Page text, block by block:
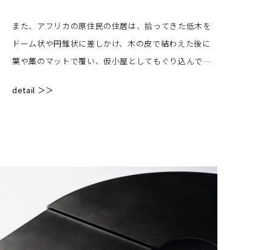
マテリアルとして用いられたダンボールのハニカム積
層は、軽やかでありながら内部に連続した構造を持
ち、複数の要素が支え合うことで成立する強度を備え
さらに全体を赤くペイントする行為は、健康・豊作・
幸福を祈る象徴的な行為であり、太陽崇拝という人類
の根源的な信仰を想起させるものである。
使用されている段ボールの一部には再利用素材が含ま
また、アフリカの原住民の住居は、拾ってきた低木を
ドーム状や円錐状に差しかけ、木の皮で結わえた後に
葉や藁のマットで覆い、仮小屋としてもぐり込んでい
移動時はラクダやロバで小屋の骨組みや所持品、時に
年少の息子にえんぴつを持たせると、人も動物も家も
全て丸く描き、棒を持たせば地面には無造作な丸い図
形が並び、
そこで飛び跳ね、遊びだす。
人類の無意識的な造形は丸と考えても良いのかもしれ
detail ＞＞